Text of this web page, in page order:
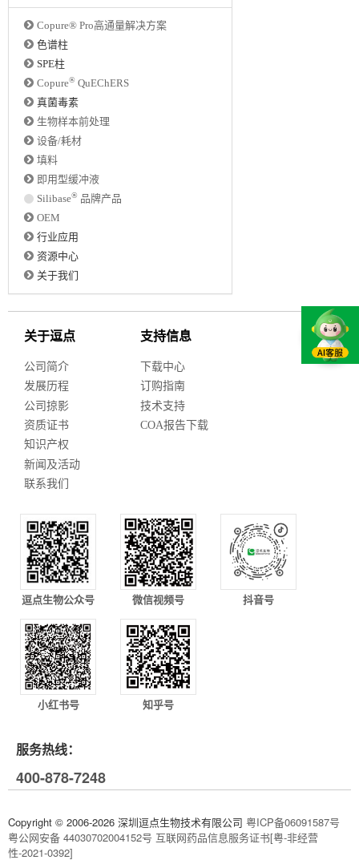
Copure® Pro高通量解决方案
色谱柱
SPE柱
Copure® QuEChERS
真菌毒素
生物样本前处理
设备/耗材
填料
即用型缓冲液
Silibase® 品牌产品
OEM
行业应用
资源中心
关于我们
关于逗点
公司简介
发展历程
公司掠影
资质证书
知识产权
新闻及活动
联系我们
支持信息
下载中心
订购指南
技术支持
COA报告下载
逗点生物公众号 微信视频号 抖音号
小红书号 知乎号
服务热线：
400-878-7248
Copyright © 2006-2026 深圳逗点生物技术有限公司 粤ICP备06091587号
粤公网安备 44030702004152号 互联网药品信息服务证书[粤-非经营
性-2021-0392]